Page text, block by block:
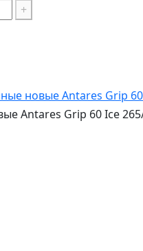
+
Antares Grip 60 Ice 265/